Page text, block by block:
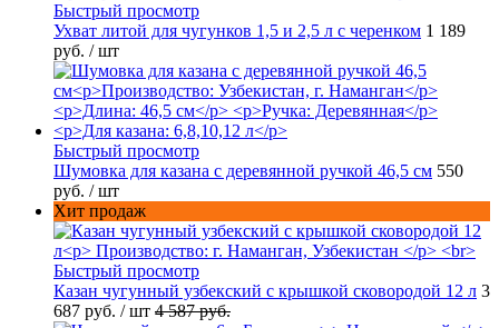
Быстрый просмотр
Ухват литой для чугунков 1,5 и 2,5 л с черенком 1 189
руб. / шт
Быстрый просмотр
Шумовка для казана с деревянной ручкой 46,5 см 550
руб. / шт
Хит продаж
Быстрый просмотр
Казан чугунный узбекский с крышкой сковородой 12 л 3
687 руб. / шт 4 587 руб.